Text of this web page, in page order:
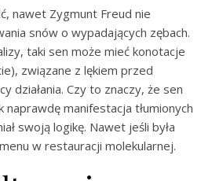
nawet Zygmunt Freud nie
snów o wypadających zębach.
taki sen może mieć konotacje
związane z lękiem przed
działania. Czy to znaczy, że sen
manifestacja tłumionych
swoją logikę. Nawet jeśli była
w restauracji molekularnej.